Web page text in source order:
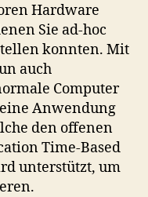
Hardware
Sie ad-hoc
konnten. Mit
auch
Computer
Anwendung
den offenen
Time-Based
unterstützt, um